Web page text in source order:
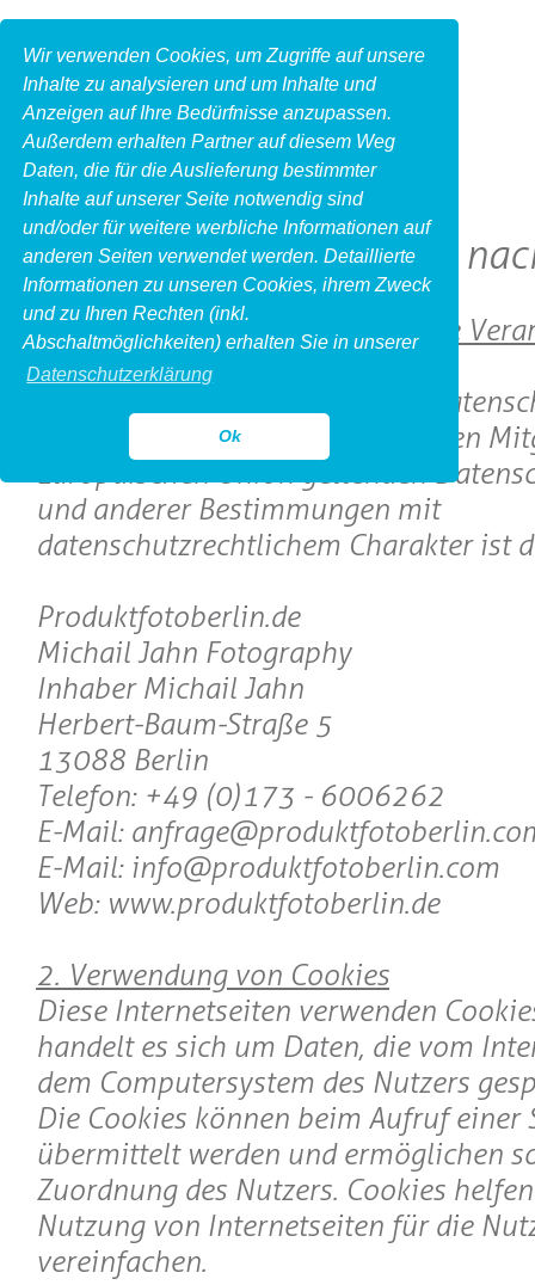
Wir verwenden Cookies, um Zugriffe auf unsere
Inhalte zu analysieren und um Inhalte und
Anzeigen auf Ihre Bedürfnisse anzupassen.
Außerdem erhalten Partner auf diesem Weg
Daten, die für die Auslieferung bestimmter
Inhalte auf unserer Seite notwendig sind
und/oder für weitere werbliche Informationen auf
anderen Seiten verwendet werden. Detaillierte
Informationen zu unseren Cookies, ihrem Zweck
und zu Ihren Rechten (inkl.
Abschaltmöglichkeiten) erhalten Sie in unserer
Datenschutzerklärung
Ok
Datenschutzhinweise
1. Name und Anschrift des für die
Verantwortlichen
Verantwortlicher im Sinne der
Grundverordnung, sonstiger in den
Europäischen Union geltenden
und anderer Bestimmungen mit
datenschutzrechtlichem Charakter ist
Produktfotoberlin.de
Michail Jahn Fotography
Inhaber Michail Jahn
Herbert-Baum-Straße 5
13088 Berlin
Telefon: +49 (0)173 - 6006262
E-Mail:
E-Mail: info@produktfotoberlin.com
Web: www.produktfotoberlin.de
2. Verwendung von Cookies
Diese Internetseiten verwenden
handelt es sich um Daten, die vom
dem Computersystem des Nutzers
Die Cookies können beim Aufruf einer
übermittelt werden und ermöglichen
Zuordnung des Nutzers. Cookies
Nutzung von Internetseiten für die
vereinfachen.